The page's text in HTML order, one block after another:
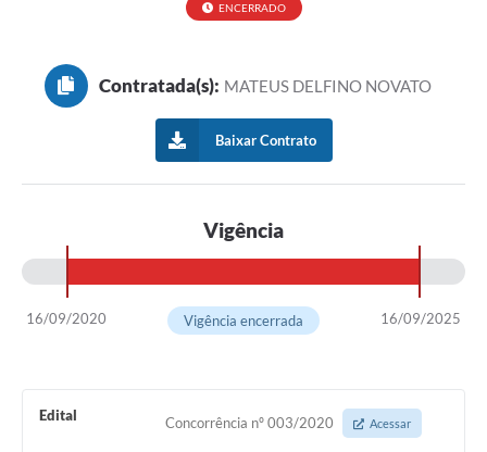
ENCERRADO
Contratada(s): MATEUS DELFINO NOVATO
Baixar Contrato
Vigência
16/09/2020 16/09/2025
Vigência encerrada
Edital Concorrência nº 003/2020 Acessar